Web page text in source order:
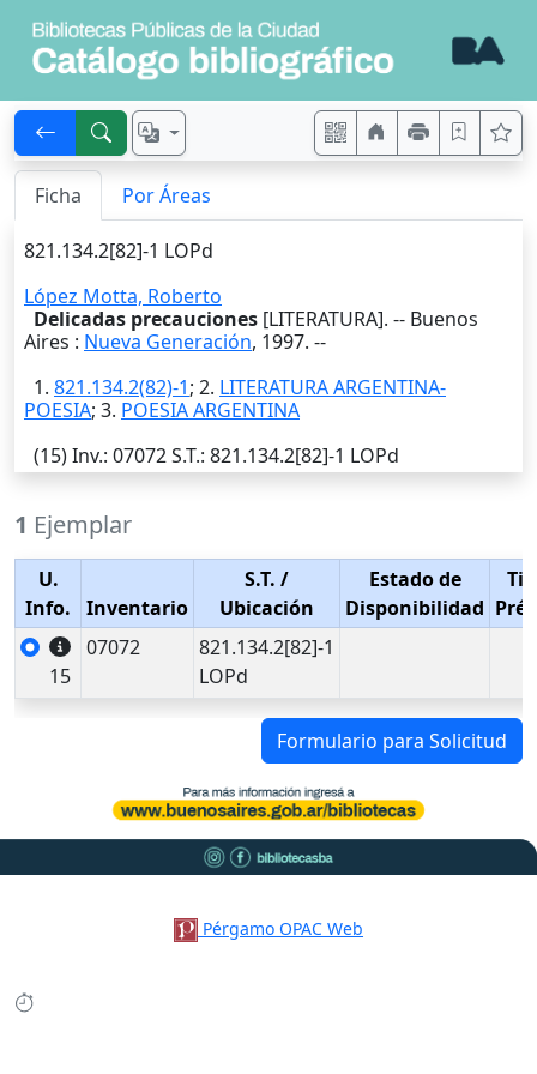
Ficha Por Áreas
821.134.2[82]-1 LOPd
López Motta, Roberto
Delicadas precauciones [LITERATURA]. -- Buenos
Aires : Nueva Generación, 1997. --
1. 821.134.2(82)-1; 2. LITERATURA ARGENTINA-
POESIA; 3. POESIA ARGENTINA
(15)Inv.: 07072S.T.: 821.134.2[82]-1 LOPd
1 Ejemplar
U.
Info.
Inventario
S.T. /
Ubicación
Estado de
Disponibilidad
15
07072
821.134.2[82]-1
LOPd
Formulario para Solicitud
Pérgamo OPAC Web